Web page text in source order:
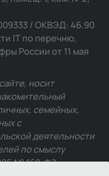
/ ОКВЭД: 46.90
IT по перечню,
России от 11 мая
носит
семейных,
с
деятельности
по смыслу
№ 168-ФЗ.